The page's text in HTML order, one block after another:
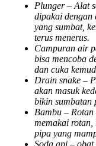
Plunger– Alat
dipakai dengan
yang sumbat,
terus menerus.
Campuran air
bisa mencoba
dan cuka
Drain snake –
akan masuk
bikin sumbatan
Bambu –
memakai rotan,
pipa yang